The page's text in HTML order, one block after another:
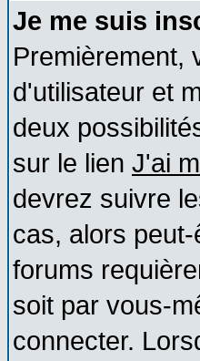
Je me suis
Premièrement,
d'utilisateur et
deux
sur le lien J'ai
devrez suivre
cas, alors
forums
soit par vous-
connecter.